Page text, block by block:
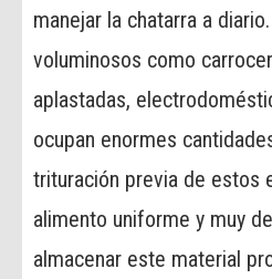
manejar la chatarra a
voluminosos como
aplastadas,
ocupan enormes
trituración previa de estos
alimento uniforme y muy
almacenar este material